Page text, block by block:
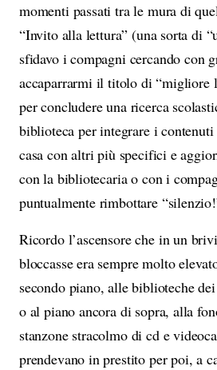
momenti passati tra le mura di
“Invito alla lettura” (una sorta di
sfidavo i compagni cercando con
accaparrarmi il titolo di “migliore
per concludere una ricerca
biblioteca per integrare i
casa con altri più specifici e
con la bibliotecaria o con i
puntualmente rimbottare
Ricordo l’ascensore che in un
bloccasse era sempre molto
secondo piano, alle biblioteche
o al piano ancora di sopra, alla
stanzone stracolmo di cd e
prendevano in prestito per poi, a